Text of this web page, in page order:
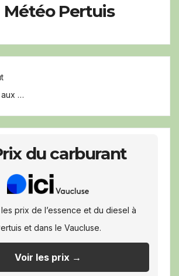
Météo Pertuis
…
du carburant
prix de l’essence et du diesel à
et dans le Vaucluse.
Voir les prix →